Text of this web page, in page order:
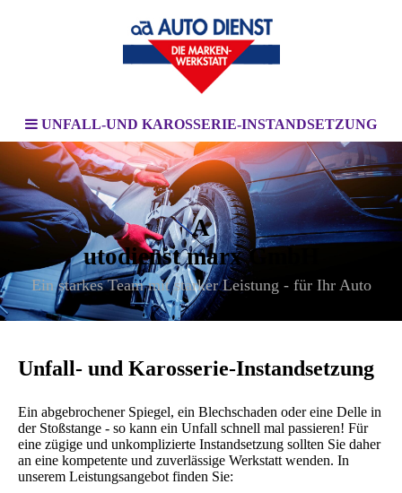
UNFALL-UND KAROSSERIE-INSTANDSETZUNG
A
utodienst marx GmbH
Ein starkes Team mit starker Leistung - für Ihr Auto
Unfall- und Karosserie-Instandsetzung
Ein abgebrochener Spiegel, ein Blechschaden oder eine Delle in
der Stoßstange - so kann ein Unfall schnell mal passieren! Für
eine zügige und unkomplizierte Instandsetzung sollten Sie daher
an eine kompetente und zuverlässige Werkstatt wenden. In
unserem Leistungsangebot finden Sie: